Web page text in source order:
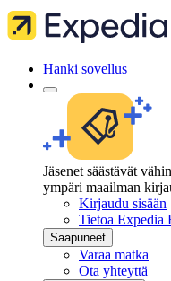
Hanki sovellus
Jäsenet säästävät
ympäri maailman
Kirjaudu sisään
Tietoa Expedia
Saapuneet
Varaa matka
Ota yhteyttä